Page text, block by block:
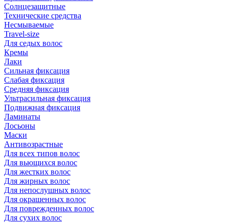
Солнцезащитные
Технические средства
Несмываемые
Travel-size
Для седых волос
Кремы
Лаки
Сильная фиксация
Слабая фиксация
Средняя фиксация
Ультрасильная фиксация
Подвижная фиксация
Ламинаты
Лосьоны
Маски
Антивозрастные
Для всех типов волос
Для вьющихся волос
Для жестких волос
Для жирных волос
Для непослушных волос
Для окрашенных волос
Для поврежденных волос
Для сухих волос